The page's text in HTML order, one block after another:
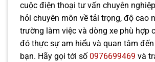
cuộc điện thoại tư vấn chuyên
hỏi chuyên môn về tải trọng, độ cao
trường làm việc và dòng xe phù hợp
đó thực sự am hiểu và quan tâm
bạn. Hãy gọi tới số0976699469 và